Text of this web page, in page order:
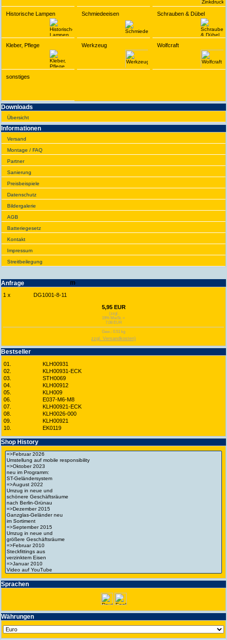
Historische Lampen Schmiedeeisen Schrauben & Dübel
Kleber, Pflege Werkzeug Wolfcraft
sonstiges
Downloads
Übersicht
Infor­ma­tionen
Versand
Montage / FAQ
Partner
Sanie­rung
Preis­beispiele
Daten­schutz
Bilder­galerie
AGB
Batte­rie­gesetz
Kontakt
Impres­sum
Streit­bei­legung
Anfrage
1 x
DG1001-8-11
5,95 EUR
(zzgl.
19% MwSt. =
7,08 EUR
Gew.: 0.51 kg
zzgl. Versandkosten)
Best­seller
01.
KLH00931
02.
KLH00931-ECK
03.
STH0069
04.
KLH00912
05.
KLH009
06.
E037-M6-M8
07.
KLH00921-ECK
08.
KLH0026-000
09.
KLH00921
10.
EK0119
Shop History
Spra­chen
Wäh­run­gen